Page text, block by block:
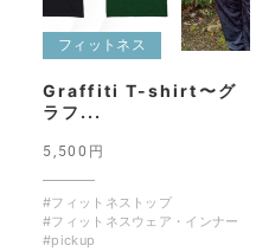
フィットネス
Graffiti T-shirt〜グ
ラフ...
5,500円
#フィットネストップ
#フィットネスウェア・インナー
#pickup